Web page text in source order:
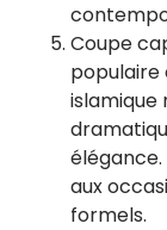
Coupe
populaire
islamique
aux
formels.